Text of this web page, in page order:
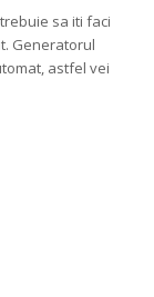
sa iti faci
Generatorul
astfel vei